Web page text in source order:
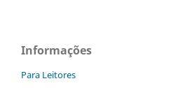
Informações
Para Leitores